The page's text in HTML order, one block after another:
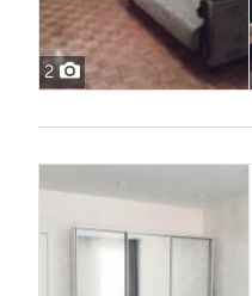
2